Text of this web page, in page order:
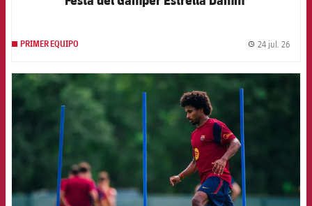
PRIMER EQUIPO 24 jul. 26
FCB Barcelona badge